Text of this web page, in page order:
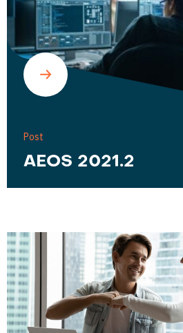
Post
AEOS 2021.2